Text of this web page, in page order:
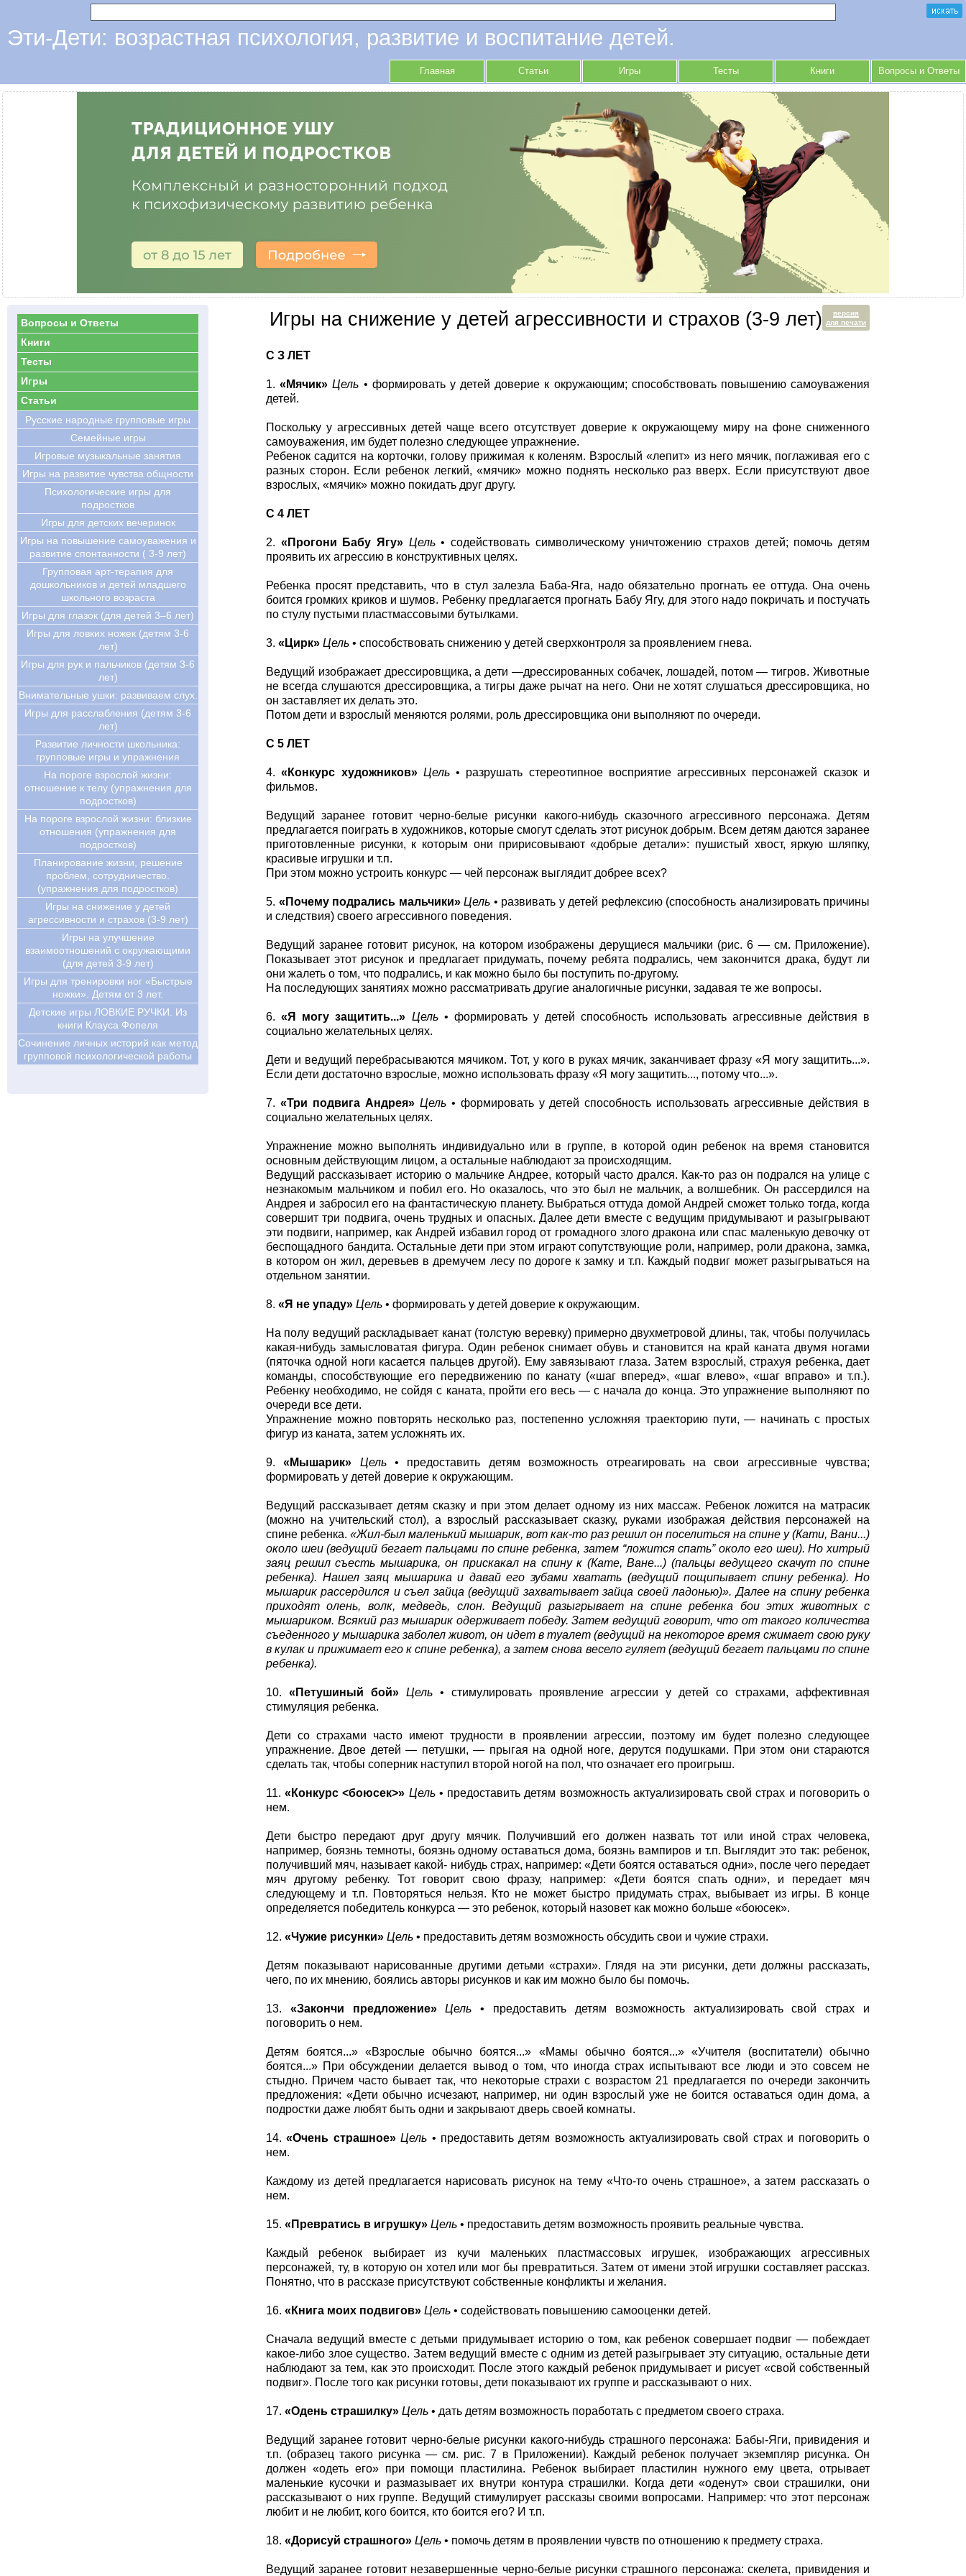
Эти-Дети: возрастная психология, развитие и воспитание детей.
Главная Статьи Игры Тесты Книги Вопросы и Ответы
версия
для печати
Игры на снижение у детей агрессивности и страхов (3-9 лет)
C З ЛЕТ
1.«Мячик» Цель • формировать у детей доверие к окружающим; способствовать повышению самоуважения
детей.
Поскольку у агрессивных детей чаще всего отсутствует доверие к окружающему миру на фоне сниженного
самоуважения, им будет полезно следующее упражнение.
Ребенок садится на корточки, голову прижимая к коленям. Взрослый «лепит» из него мячик, поглаживая его с
разных сторон. Если ребенок легкий, «мячик» можно поднять несколько раз вверх. Если присутствуют двое
взрослых, «мячик» можно покидать друг другу.
C 4 ЛЕТ
2. «Прогони Бабу Ягу» Цель• содействовать символическому уничтожению страхов детей; помочь детям
проявить их агрессию в конструктивных целях.
Ребенка просят представить, что в стул залезла Баба-Яга, надо обязательно прогнать ее оттуда. Она очень
боится громких криков и шумов. Ребенку предлагается прогнать Бабу Ягу, для этого надо покричать и постучать
по стулу пустыми пластмассовыми бутылками.
3. «Цирк» Цель • способствовать снижению у детей сверхконтроля за проявлением гнева.
Ведущий изображает дрессировщика, а дети —дрессированных собачек, лошадей, потом — тигров. Животные
не всегда слушаются дрессировщика, а тигры даже рычат на него. Они не хотят слушаться дрессировщика, но
он заставляет их делать это.
Потом дети и взрослый меняются ролями, роль дрессировщика они выполняют по очереди.
C 5 ЛЕТ
4.«Конкурс художников» Цель• разрушать стереотипное восприятие агрессивных персонажей сказок и
фильмов.
Ведущий заранее готовит черно-белые рисунки какого-нибудь сказочного агрессивного персонажа. Детям
предлагается поиграть в художников, которые смогут сделать этот рисунок добрым. Всем детям даются заранее
приготовленные рисунки, к которым они пририсовывают «добрые детали»: пушистый хвост, яркую шляпку,
красивые игрушки и т.п.
При этом можно устроить конкурс — чей персонаж выглядит добрее всех?
5. «Почему подрались мальчики» Цель • развивать у детей рефлексию (способность анализировать причины
и следствия) своего агрессивного поведения.
Ведущий заранее готовит рисунок, на котором изображены дерущиеся мальчики (рис. 6 — см. Приложение).
Показывает этот рисунок и предлагает придумать, почему ребята подрались, чем закончится драка, будут ли
они жалеть о том, что подрались, и как можно было бы поступить по-другому.
На последующих занятиях можно рассматривать другие аналогичные рисунки, задавая те же вопросы.
6.«Я могу защитить...» Цель• формировать у детей способность использовать агрессивные действия в
социально желательных целях.
Дети и ведущий перебрасываются мячиком. Тот, у кого в руках мячик, заканчивает фразу «Я могу защитить...».
Если дети достаточно взрослые, можно использовать фразу «Я могу защитить..., потому что...».
7. «Три подвига Андрея» Цель• формировать у детей способность использовать агрессивные действия в
социально желательных целях.
Упражнение можно выполнять индивидуально или в группе, в которой один ребенок на время становится
основным действующим лицом, а остальные наблюдают за происходящим.
Ведущий рассказывает историю о мальчике Андрее, который часто дрался. Как-то раз он подрался на улице с
незнакомым мальчиком и побил его. Но оказалось, что это был не мальчик, а волшебник. Он рассердился на
Андрея и забросил его на фантастическую планету. Выбраться оттуда домой Андрей сможет только тогда, когда
совершит три подвига, очень трудных и опасных. Далее дети вместе с ведущим придумывают и разыгрывают
эти подвиги, например, как Андрей избавил город от громадного злого дракона или спас маленькую девочку от
беспощадного бандита. Остальные дети при этом играют сопутствующие роли, например, роли дракона, замка,
в котором он жил, деревьев в дремучем лесу по дороге к замку и т.п. Каждый подвиг может разыгрываться на
отдельном занятии.
8. «Я не упаду» Цель • формировать у детей доверие к окружающим.
На полу ведущий раскладывает канат (толстую веревку) примерно двухметровой длины, так, чтобы получилась
какая-нибудь замысловатая фигура. Один ребенок снимает обувь и становится на край каната двумя ногами
(пяточка одной ноги касается пальцев другой). Ему завязывают глаза. Затем взрослый, страхуя ребенка, дает
команды, способствующие его передвижению по канату («шаг вперед», «шаг влево», «шаг вправо» и т.п.).
Ребенку необходимо, не сойдя с каната, пройти его весь — с начала до конца. Это упражнение выполняют по
очереди все дети.
Упражнение можно повторять несколько раз, постепенно усложняя траекторию пути, — начинать с простых
фигур из каната, затем усложнять их.
9.«Мышарик» Цель• предоставить детям возможность отреагировать на свои агрессивные чувства;
формировать у детей доверие к окружающим.
Ведущий рассказывает детям сказку и при этом делает одному из них массаж. Ребенок ложится на матрасик
(можно на учительский стол), а взрослый рассказывает сказку, руками изображая действия персонажей на
спине ребенка. «Жил-был маленький мышарик, вот как-то раз решил он поселиться на спине у (Кати, Вани...)
около шеи (ведущий бегает пальцами по спине ребенка, затем “ложится спать” около его шеи). Но хитрый
заяц решил съесть мышарика, он прискакал на спину к (Кате, Ване...) (пальцы ведущего скачут по спине
ребенка). Нашел заяц мышарика и давай его зубами хватать (ведущий пощипывает спину ребенка). Но
мышарик рассердился и съел зайца (ведущий захватывает зайца своей ладонью)». Далее на спину ребенка
приходят олень, волк, медведь, слон. Ведущий разыгрывает на спине ребенка бои этих животных с
мышариком. Всякий раз мышарик одерживает победу. Затем ведущий говорит, что от такого количества
съеденного у мышарика заболел живот, он идет в туалет (ведущий на некоторое время сжимает свою руку
в кулак и прижимает его к спине ребенка), а затем снова весело гуляет (ведущий бегает пальцами по спине
ребенка).
10. «Петушиный бой» Цель• стимулировать проявление агрессии у детей со страхами, аффективная
стимуляция ребенка.
Дети со страхами часто имеют трудности в проявлении агрессии, поэтому им будет полезно следующее
упражнение. Двое детей — петушки, — прыгая на одной ноге, дерутся подушками. При этом они стараются
сделать так, чтобы соперник наступил второй ногой на пол, что означает его проигрыш.
11.«Конкурс <боюсек>» Цель• предоставить детям возможность актуализировать свой страх и поговорить о
нем.
Дети быстро передают друг другу мячик. Получивший его должен назвать тот или иной страх человека,
например, боязнь темноты, боязнь одному оставаться дома, боязнь вампиров и т.п. Выглядит это так: ребенок,
получивший мяч, называет какой- нибудь страх, например: «Дети боятся оставаться одни», после чего передает
мяч другому ребенку. Тот говорит свою фразу, например: «Дети боятся спать одни», и передает мяч
следующему и т.п. Повторяться нельзя. Кто не может быстро придумать страх, выбывает из игры. В конце
определяется победитель конкурса — это ребенок, который назовет как можно больше «боюсек».
12. «Чужие рисунки» Цель • предоставить детям возможность обсудить свои и чужие страхи.
Детям показывают нарисованные другими детьми «страхи». Глядя на эти рисунки, дети должны рассказать,
чего, по их мнению, боялись авторы рисунков и как им можно было бы помочь.
13. «Закончи предложение» Цель • предоставить детям возможность актуализировать свой страх и
поговорить о нем.
Детям боятся...» «Взрослые обычно боятся...» «Мамы обычно боятся...» «Учителя (воспитатели) обычно
боятся...» При обсуждении делается вывод о том, что иногда страх испытывают все люди и это совсем не
стыдно. Причем часто бывает так, что некоторые страхи с возрастом 21 предлагается по очереди закончить
предложения: «Дети обычно исчезают, например, ни один взрослый уже не боится оставаться один дома, а
подростки даже любят быть одни и закрывают дверь своей комнаты.
14.«Очень страшное» Цель • предоставить детям возможность актуализировать свой страх и поговорить о
нем.
Каждому из детей предлагается нарисовать рисунок на тему «Что-то очень страшное», а затем рассказать о
нем.
15. «Превратись в игрушку» Цель • предоставить детям возможность проявить реальные чувства.
Каждый ребенок выбирает из кучи маленьких пластмассовых игрушек, изображающих агрессивных
персонажей, ту, в которую он хотел или мог бы превратиться. Затем от имени этой игрушки составляет рассказ.
Понятно, что в рассказе присутствуют собственные конфликты и желания.
16. «Книга моих подвигов» Цель • содействовать повышению самооценки детей.
Сначала ведущий вместе с детьми придумывает историю о том, как ребенок совершает подвиг — побеждает
какое-либо злое существо. Затем ведущий вместе с одним из детей разыгрывает эту ситуацию, остальные дети
наблюдают за тем, как это происходит. После этого каждый ребенок придумывает и рисует «свой собственный
подвиг». После того как рисунки готовы, дети показывают их группе и рассказывают о них.
17. «Одень страшилку» Цель • дать детям возможность поработать с предметом своего страха.
Ведущий заранее готовит черно-белые рисунки какого-нибудь страшного персонажа: Бабы-Яги, привидения и
т.п. (образец такого рисунка — см. рис. 7 в Приложении). Каждый ребенок получает экземпляр рисунка. Он
должен «одеть его» при помощи пластилина. Ребенок выбирает пластилин нужного ему цвета, отрывает
маленькие кусочки и размазывает их внутри контура страшилки. Когда дети «оденут» свои страшилки, они
рассказывают о них группе. Ведущий стимулирует рассказы своими вопросами. Например: что этот персонаж
любит и не любит, кого боится, кто боится его? И т.п.
18. «Дорисуй страшного» Цель • помочь детям в проявлении чувств по отношению к предмету страха.
Ведущий заранее готовит незавершенные черно-белые рисунки страшного персонажа: скелета, привидения и
Вопросы и Ответы
Книги
Тесты
Игры
Статьи
Русские народные групповые игры
Семейные игры
Игровые музыкальные занятия
Игры на развитие чувства общности
Психологические игры для
подростков
Игры для детских вечеринок
Игры на повышение самоуважения и
развитие спонтанности ( 3-9 лет)
Групповая арт-терапия для
дошкольников и детей младшего
школьного возраста
Игры для глазок (для детей 3–6 лет)
Игры для ловких ножек (детям 3-6
лет)
Игры для рук и пальчиков (детям 3-6
лет)
Внимательные ушки: развиваем слух.
Игры для расслабления (детям 3-6
лет)
Развитие личности школьника:
групповые игры и упражнения
На пороге взрослой жизни:
отношение к телу (упражнения для
подростков)
На пороге взрослой жизни: близкие
отношения (упражнения для
подростков)
Планирование жизни, решение
проблем, сотрудничество.
(упражнения для подростков)
Игры на снижение у детей
агрессивности и страхов (3-9 лет)
Игры на улучшение
взаимоотношений с окружающими
(для детей 3-9 лет)
Игры для тренировки ног «Быстрые
ножки». Детям от 3 лет.
Детские игры ЛОВКИЕ РУЧКИ. Из
книги Клауса Фопеля
Сочинение личных историй как метод
групповой психологической работы